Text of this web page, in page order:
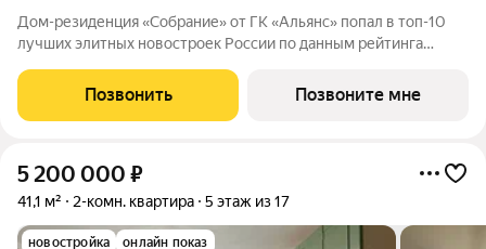
Дом-резиденция «Собрание» от ГК «Альянс» попал в топ-10
лучших элитных новостроек России по данным рейтинга
неоклассицизма Дом-резиденция «Собрание» расположился в
историческом центре
Позвонить Позвоните мне
5 200 000 ₽
41,1 м² 2-комн. квартира 5 этаж из 17
новостройка онлайн показ